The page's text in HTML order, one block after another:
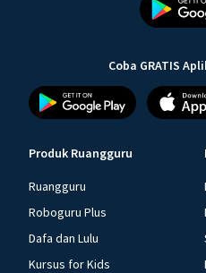
Coba GRATIS
Produk Ruangguru
Ruangguru
Roboguru Plus
Dafa dan Lulu
Kursus for Kids